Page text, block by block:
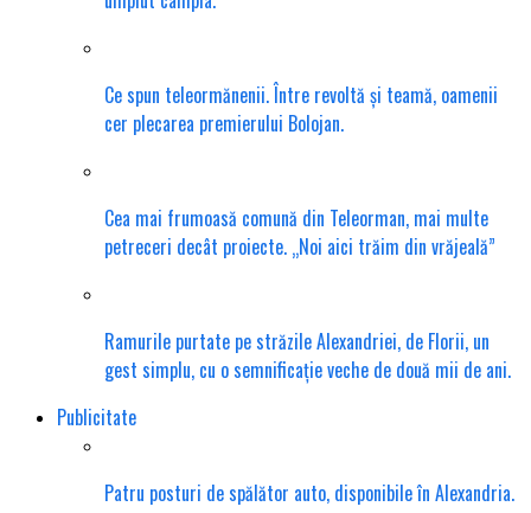
Ce spun teleormănenii. Între revoltă și teamă, oamenii
cer plecarea premierului Bolojan.
Cea mai frumoasă comună din Teleorman, mai multe
petreceri decât proiecte. „Noi aici trăim din vrăjeală”
Ramurile purtate pe străzile Alexandriei, de Florii, un
gest simplu, cu o semnificație veche de două mii de ani.
Publicitate
Patru posturi de spălător auto, disponibile în Alexandria.